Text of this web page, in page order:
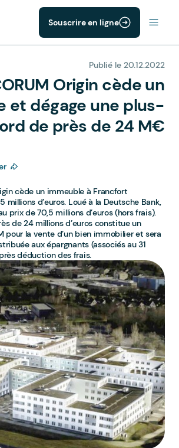
Souscrire en ligne
Publié le 20.12.2022
Origin cède un
et dégage une plus-
de près de 24 M€
cède un immeuble à Francfort
millions d’euros. Loué à la Deutsche Bank,
prix de 70,5 millions d’euros (hors frais).
de 24 millions d’euros constitue un
pour la vente d’un bien immobilier et sera
aux épargnants (associés au 31
déduction des frais.